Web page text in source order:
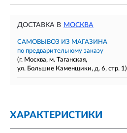
ДОСТАВКА В МОСКВА
САМОВЫВОЗ ИЗ МАГАЗИНА
по предварительному заказу
(г. Москва, м. Таганская,
ул. Большие Каменщики, д. 6, стр. 1)
ХАРАКТЕРИСТИКИ